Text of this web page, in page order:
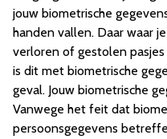
jouw biometrische
handen vallen. Daar waar
verloren of gestolen
is dit met biometrische
geval. Jouw biometrische
Vanwege het feit dat
persoonsgegevens